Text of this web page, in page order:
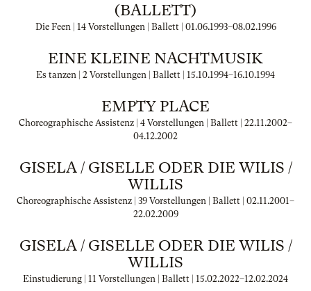
(BALLETT)
Die Feen | 14 Vorstellungen | Ballett | 01.06.1993–08.02.1996
EINE KLEINE NACHTMUSIK
Es tanzen | 2 Vorstellungen | Ballett | 15.10.1994–16.10.1994
EMPTY PLACE
Choreographische Assistenz | 4 Vorstellungen | Ballett | 22.11.2002–
04.12.2002
GISELA / GISELLE ODER DIE WILIS /
WILLIS
Choreographische Assistenz | 39 Vorstellungen | Ballett | 02.11.2001–
22.02.2009
GISELA / GISELLE ODER DIE WILIS /
WILLIS
Einstudierung | 11 Vorstellungen | Ballett | 15.02.2022–12.02.2024